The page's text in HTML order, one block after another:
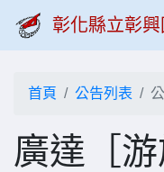
彰化縣立彰
首頁 公告列表
廣達［